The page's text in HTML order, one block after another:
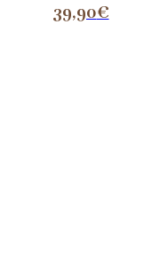
39,90€